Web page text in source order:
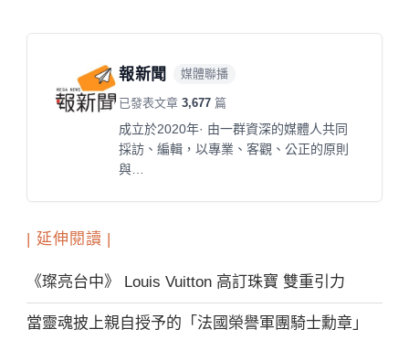
報新聞 媒體聯播
已發表文章3,677 篇
成立於2020年· 由一群資深的媒體人共同
採訪、編輯，以專業、客觀、公正的原則
與…
| 延伸閱讀 |
《璨亮台中》 Louis Vuitton 高訂珠寶 雙重引力
當靈魂披上親自授予的「法國榮譽軍團騎士勳章」